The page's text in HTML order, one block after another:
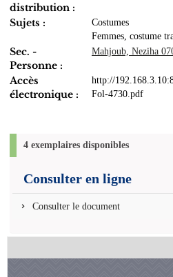
distribution :
Sujets :
Costumes
Femmes, costume
Sec. -
Personne :
Mahjoub, Neziha
Accès
électronique :
http://
Fol-4730.pdf
4 exemplaires disponibles
Consulter en ligne
Consulter le document